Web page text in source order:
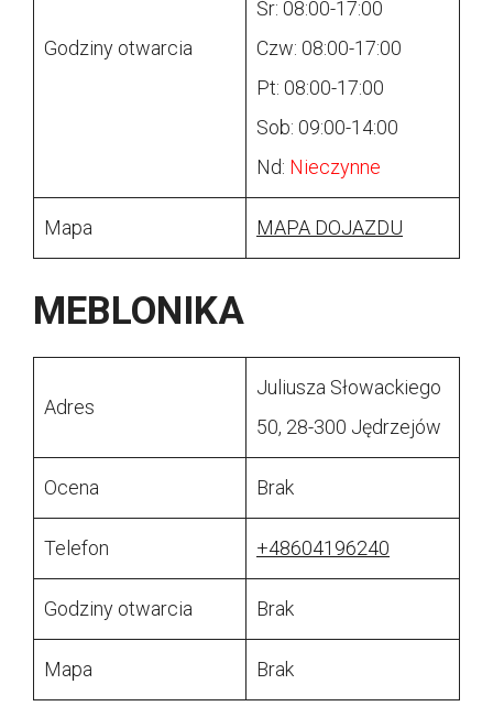
Godziny otwarcia
Śr: 08:00-17:00
Czw: 08:00-17:00
Pt: 08:00-17:00
Sob: 09:00-14:00
Nd: Nieczynne
Mapa MAPA DOJAZDU
MEBLONIKA
Adres
Juliusza Słowackiego
50, 28-300 Jędrzejów
Ocena Brak
Telefon +48604196240
Godziny otwarcia Brak
Mapa Brak